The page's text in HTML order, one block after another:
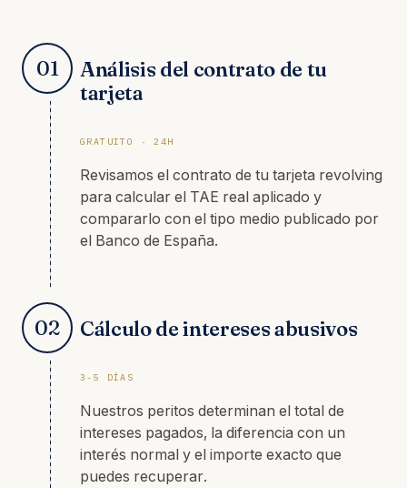
01
Análisis del contrato de tu
tarjeta
GRATUITO · 24H
Revisamos el contrato de tu tarjeta revolving
para calcular el TAE real aplicado y
compararlo con el tipo medio publicado por
el Banco de España.
02 Cálculo de intereses abusivos
3-5 DÍAS
Nuestros peritos determinan el total de
intereses pagados, la diferencia con un
interés normal y el importe exacto que
puedes recuperar.